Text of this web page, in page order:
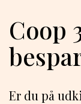
Coop
Er du på